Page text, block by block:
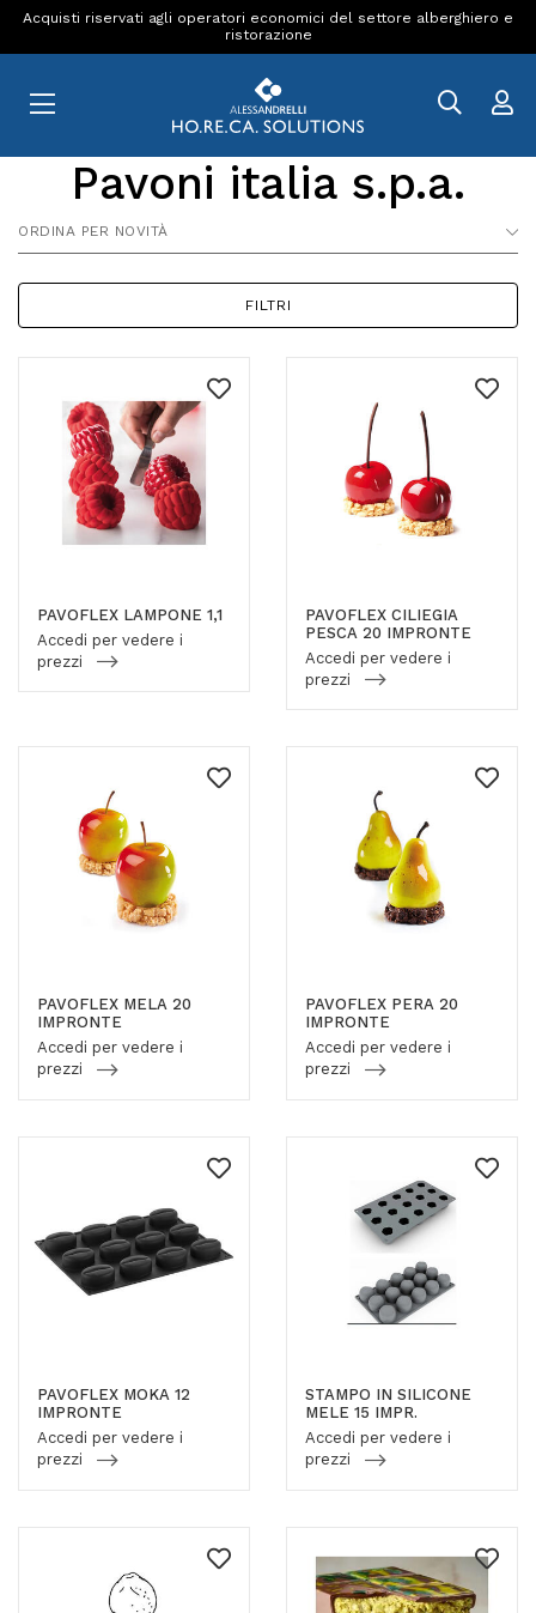
Acquisti riservati agli operatori economici del settore alberghiero e
ristorazione
Pavoni italia s.p.a.
ORDINA PER NOVITÀ
FILTRI
PAVOFLEX LAMPONE 1,1
Accedi per vedere i
prezzi
PAVOFLEX CILIEGIA
PESCA 20 IMPRONTE
Accedi per vedere i
prezzi
PAVOFLEX MELA 20
IMPRONTE
Accedi per vedere i
prezzi
PAVOFLEX PERA 20
IMPRONTE
Accedi per vedere i
prezzi
PAVOFLEX MOKA 12
IMPRONTE
Accedi per vedere i
prezzi
STAMPO IN SILICONE
MELE 15 IMPR.
Accedi per vedere i
prezzi